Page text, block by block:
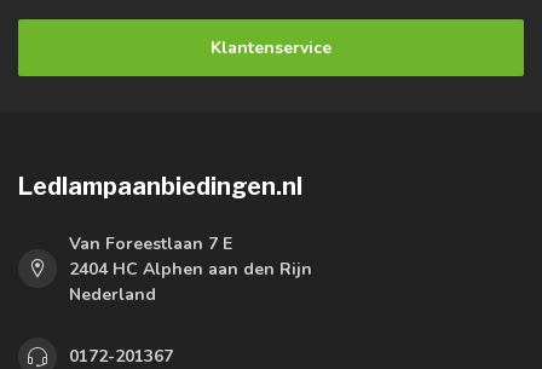
Klantenservice
Ledlampaanbiedingen.nl
Van Foreestlaan 7 E
2404 HC Alphen aan den Rijn
Nederland
0172-201367